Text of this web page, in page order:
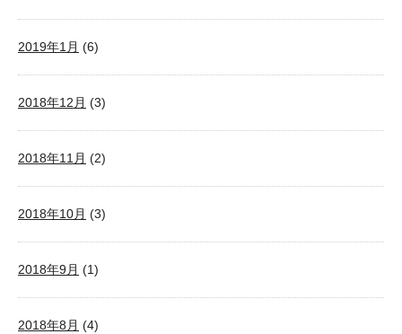
2019年1月 (6)
2018年12月 (3)
2018年11月 (2)
2018年10月 (3)
2018年9月 (1)
2018年8月 (4)